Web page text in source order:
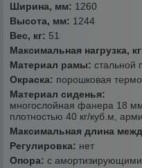
Ширина, мм: 1260
Высота, мм: 1244
Вес, кг: 51
Максимальная нагрузка,
Материал рамы:стальной
Окраска: порошковая
Материал сиденья:
многослойная фанера 18
плотностью 40 кг/куб.м,
Максимальная длина
Регулировка: нет
Опора:с